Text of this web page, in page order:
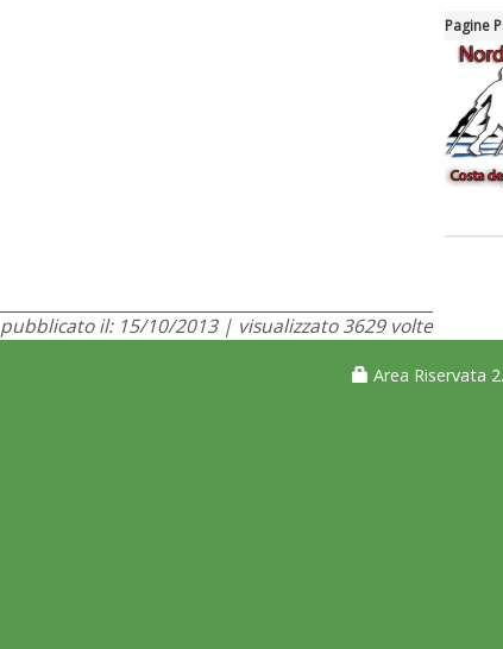
pubblicato il: 15/10/2013 | visualizzato 3629 volte
Pagine
Area Riservata